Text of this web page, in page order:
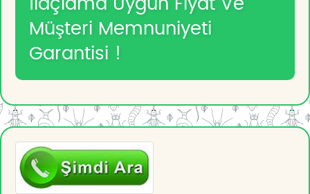
İlaçlama Uygun Fiyat Ve
Müşteri Memnuniyeti
Garantisi !